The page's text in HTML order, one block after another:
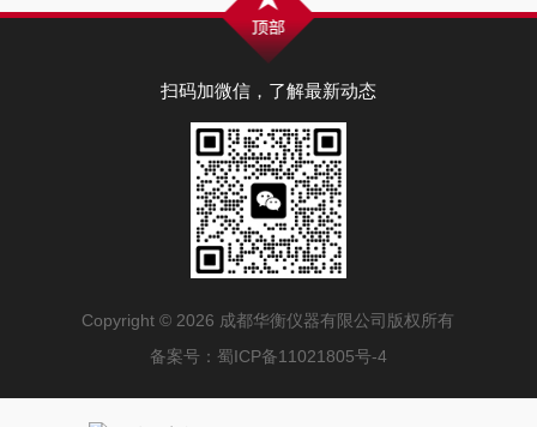
扫码加微信，了解最新动态
Copyright © 2026 成都华衡仪器有限公司版权所有
备案号： 蜀ICP备11021805号-4